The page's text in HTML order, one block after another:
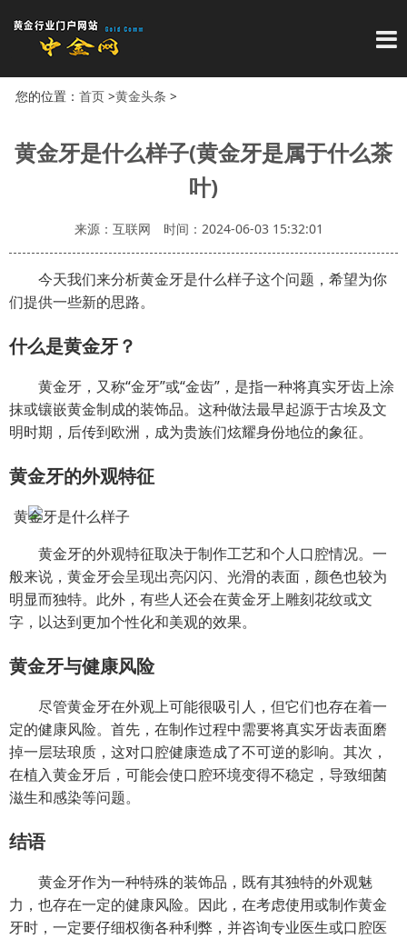
导
您的位置： 首页>黄金头条 >
黄金牙是什么样子(黄金牙是属于什么茶
叶)
来源：互联网 时间：2024-06-03 15:32:01
今天我们来分析黄金牙是什么样子这个问题，希望为你
们提供一些新的思路。
什么是黄金牙？
黄金牙，又称“金牙”或“金齿”，是指一种将真实牙齿上涂
抹或镶嵌黄金制成的装饰品。这种做法最早起源于古埃及文
明时期，后传到欧洲，成为贵族们炫耀身份地位的象征。
黄金牙的外观特征
黄金牙的外观特征取决于制作工艺和个人口腔情况。一
般来说，黄金牙会呈现出亮闪闪、光滑的表面，颜色也较为
明显而独特。此外，有些人还会在黄金牙上雕刻花纹或文
字，以达到更加个性化和美观的效果。
黄金牙与健康风险
尽管黄金牙在外观上可能很吸引人，但它们也存在着一
定的健康风险。首先，在制作过程中需要将真实牙齿表面磨
掉一层珐琅质，这对口腔健康造成了不可逆的影响。其次，
在植入黄金牙后，可能会使口腔环境变得不稳定，导致细菌
滋生和感染等问题。
结语
黄金牙作为一种特殊的装饰品，既有其独特的外观魅
力，也存在一定的健康风险。因此，在考虑使用或制作黄金
牙时，一定要仔细权衡各种利弊，并咨询专业医生或口腔医